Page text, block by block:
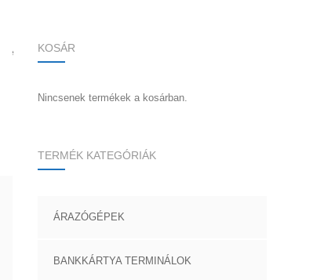
SortedKOSÁR
Nincsenek termékek a kosárban.
TERMÉK KATEGÓRIÁK
ÁRAZÓGÉPEK
BANKKÁRTYA TERMINÁLOK